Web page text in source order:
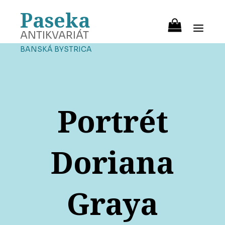
Paseka
ANTIKVARIÁT
BANSKÁ BYSTRICA
Portrét
Doriana
Graya